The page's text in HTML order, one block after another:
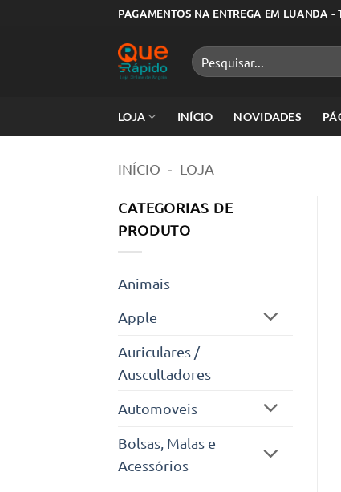
PAGAMENTOS NA ENTREGA EM LUANDA -
Pesquisar
por:
LOJA INÍCIO NOVIDADES
INÍCIO - LOJA
CATEGORIAS DE
PRODUTO
Animais
Apple
Auriculares /
Auscultadores
Automoveis
Bolsas, Malas e
Acessórios